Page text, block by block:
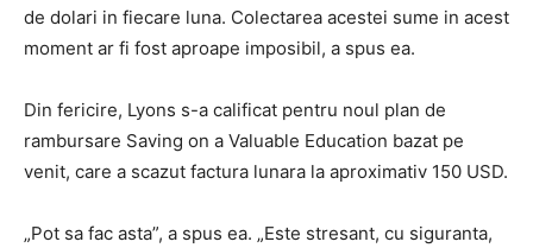
de dolari in fiecare luna. Colectarea acestei sume in acest
moment ar fi fost aproape imposibil, a spus ea.
Din fericire, Lyons s-a calificat pentru noul plan de
rambursare Saving on a Valuable Education bazat pe
venit, care a scazut factura lunara la aproximativ 150 USD.
„Pot sa fac asta”, a spus ea. „Este stresant, cu siguranta,